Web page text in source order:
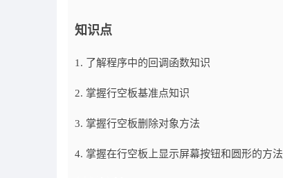
知识点
1. 了解程序中的回调函数知识
2. 掌握行空板基准点知识
3. 掌握行空板删除对象方法
4. 掌握在行空板上显示屏幕按钮和圆形的方法